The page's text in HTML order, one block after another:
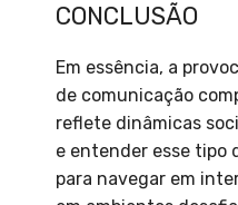
CONCLUSÃO
Em essência, a
de comunicação
reflete dinâmicas
e entender esse tipo
para navegar em